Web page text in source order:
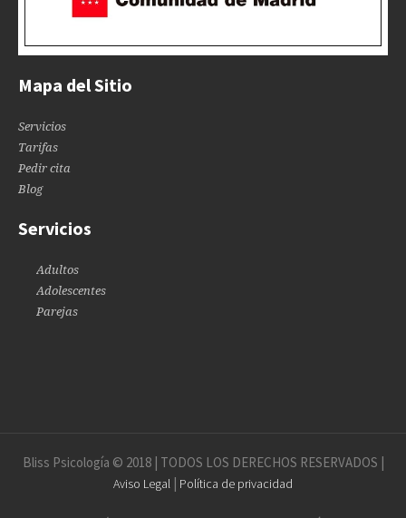
Mapa del Sitio
Servicios
Tarifas
Pedir cita
Blog
Servicios
Adultos
Adolescentes
Parejas
Bliss Psicología © 2018 | TODOS LOS DERECHOS RESERVADOS |
Aviso Legal | Política de privacidad